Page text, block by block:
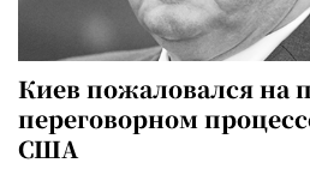
Киев пожаловался на
переговорном
США